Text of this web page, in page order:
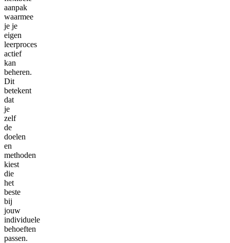
aanpak
waarmee
je je
eigen
leerproces
actief
kan
beheren.
Dit
betekent
dat
je
zelf
de
doelen
en
methoden
kiest
die
het
beste
bij
jouw
individuele
behoeften
passen.